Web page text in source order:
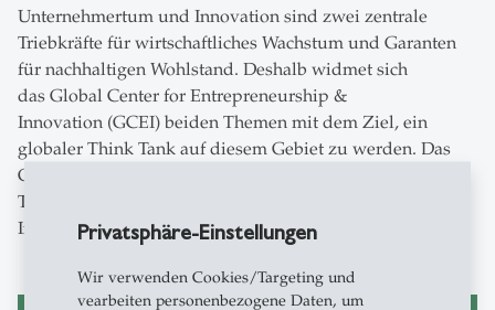
Privatsphäre-Einstellungen
Wir verwenden Cookies/Targeting und
vearbeiten personenbezogene Daten, um
Unternehmertum und Innovation sind zwei zentrale
Triebkräfte für wirtschaftliches Wachstum und Garanten
für nachhaltigen Wohlstand. Deshalb widmet sich
das Global Center for Entrepreneurship &
Innovation (GCEI) beiden Themen mit dem Ziel, ein
globaler Think Tank auf diesem Gebiet zu werden. Das
GCEI ist eine Initiative des Institutes für
Technologiemanagement sowie des Schweizerischen
Institutes für KMU und Unternehmertum.